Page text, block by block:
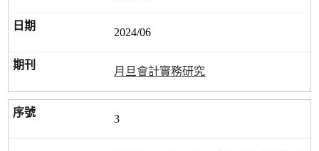
2024/06
月旦會計實務研究
3